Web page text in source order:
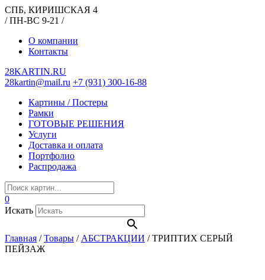
СПБ, КИРИШСКАЯ 4
/ ПН-ВС 9-21 /
О компании
Контакты
28KARTIN.RU
28kartin@mail.ru +7 (931) 300-16-88
Картины / Постеры
Рамки
ГОТОВЫЕ РЕШЕНИЯ
Услуги
Доставка и оплата
Портфолио
Распродажа
0
Искать
Главная /Товары / АБСТРАКЦИИ /ТРИПТИХ СЕРЫЙ
ПЕЙЗАЖ